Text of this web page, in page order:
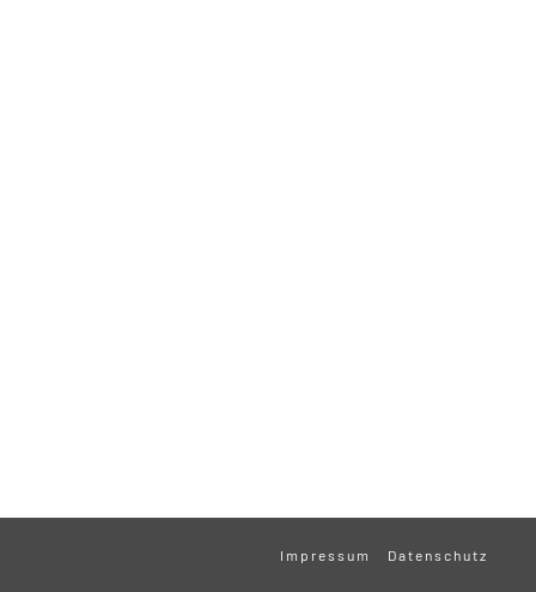
Impressum Datenschutz